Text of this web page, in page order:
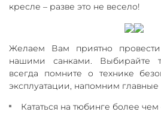
кресле – разве это не весело!
Желаем Вам приятно
нашими санками. Выбирайте
всегда помните о технике
эксплуатации, напомним главные
Кататься на тюбинге более